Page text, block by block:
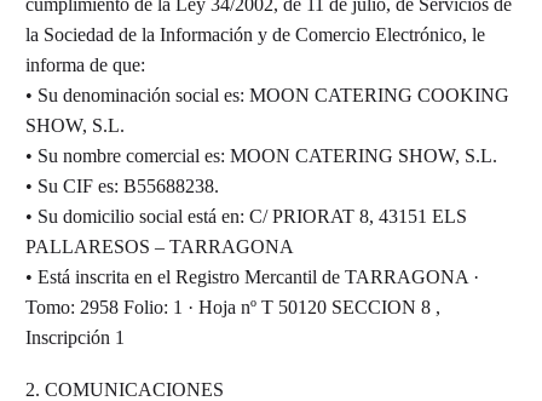
cumplimiento de la Ley 34/2002, de 11 de julio, de Servicios de
la Sociedad de la Información y de Comercio Electrónico, le
informa de que:
• Su denominación social es: MOON CATERING COOKING
SHOW, S.L.
• Su nombre comercial es: MOON CATERING SHOW, S.L.
• Su CIF es: B55688238.
• Su domicilio social está en: C/ PRIORAT 8, 43151 ELS
PALLARESOS – TARRAGONA
• Está inscrita en el Registro Mercantil de TARRAGONA ·
Tomo: 2958 Folio: 1 · Hoja nº T 50120 SECCION 8 ,
Inscripción 1
2. COMUNICACIONES